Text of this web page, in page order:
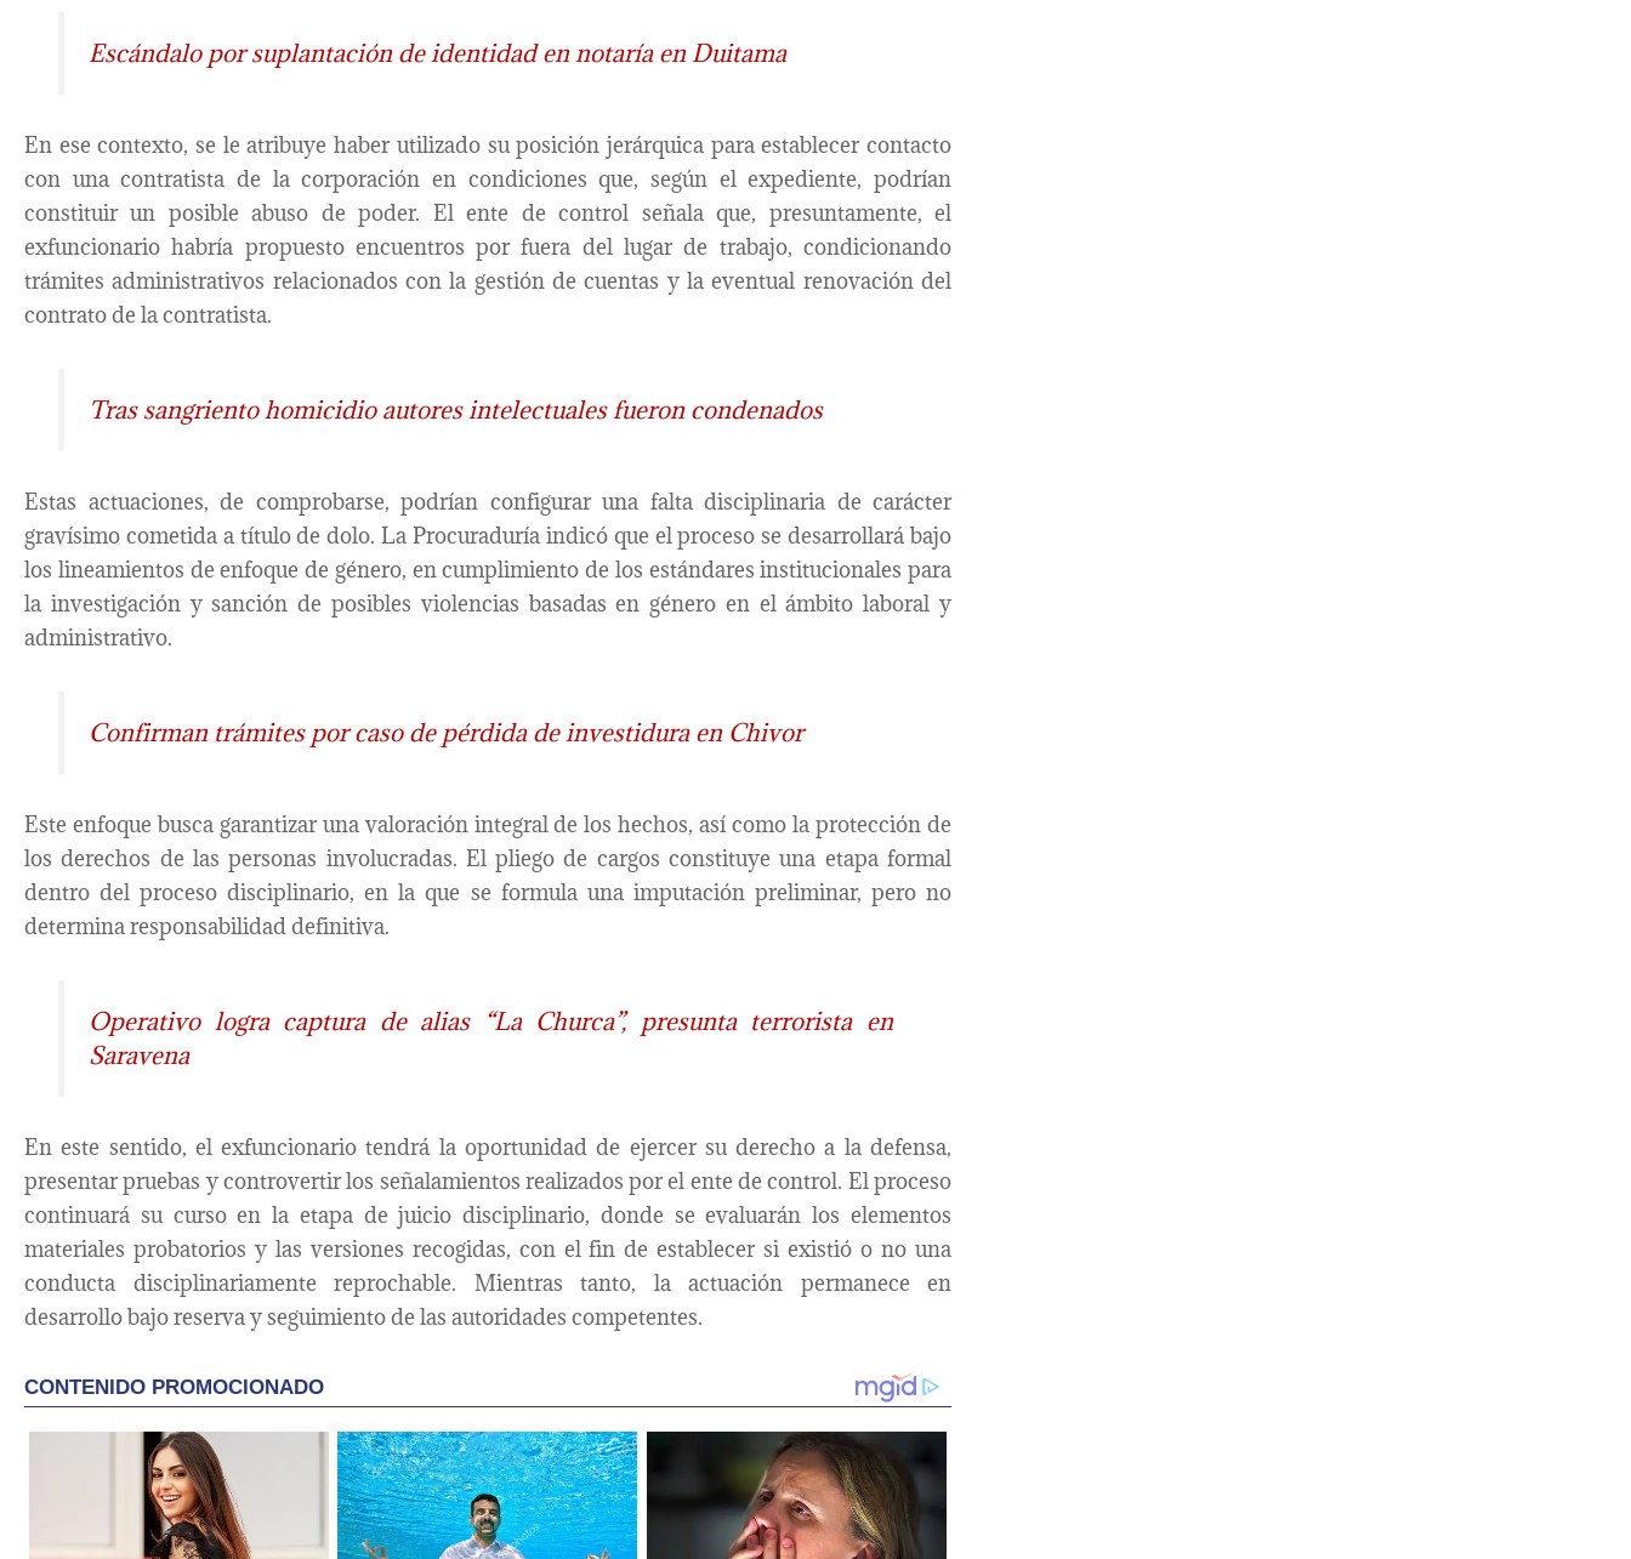
Escándalo por suplantación de identidad en notaría en Duitama
En ese contexto, se le atribuye haber utilizado su posición jerárquica para establecer contacto
con una contratista de la corporación en condiciones que, según el expediente, podrían
constituir un posible abuso de poder. El ente de control señala que, presuntamente, el
exfuncionario habría propuesto encuentros por fuera del lugar de trabajo, condicionando
trámites administrativos relacionados con la gestión de cuentas y la eventual renovación del
contrato de la contratista.
Tras sangriento homicidio autores intelectuales fueron condenados
Estas actuaciones, de comprobarse, podrían configurar una falta disciplinaria de carácter
gravísimo cometida a título de dolo. La Procuraduría indicó que el proceso se desarrollará bajo
los lineamientos de enfoque de género, en cumplimiento de los estándares institucionales para
la investigación y sanción de posibles violencias basadas en género en el ámbito laboral y
administrativo.
Confirman trámites por caso de pérdida de investidura en Chivor
Este enfoque busca garantizar una valoración integral de los hechos, así como la protección de
los derechos de las personas involucradas. El pliego de cargos constituye una etapa formal
dentro del proceso disciplinario, en la que se formula una imputación preliminar, pero no
determina responsabilidad definitiva.
Operativo logra captura de alias “La Churca”, presunta terrorista en
Saravena
En este sentido, el exfuncionario tendrá la oportunidad de ejercer su derecho a la defensa,
presentar pruebas y controvertir los señalamientos realizados por el ente de control. El proceso
continuará su curso en la etapa de juicio disciplinario, donde se evaluarán los elementos
materiales probatorios y las versiones recogidas, con el fin de establecer si existió o no una
conducta disciplinariamente reprochable. Mientras tanto, la actuación permanece en
desarrollo bajo reserva y seguimiento de las autoridades competentes.